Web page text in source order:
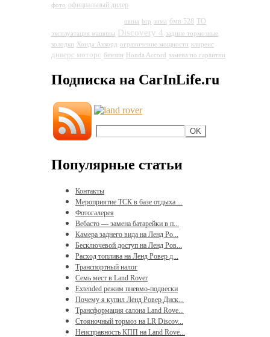
фото официальный дилер
шина brp зима бмв 528 ТО
эксплуатация машины Discovery 4 задние тормозные
колодки Хонда Аккорд ограничение мощности клиренс
диверс моторс бензин Honda Accord замена по гарантии
Подписка на CarInLife.ru
Популярные статьи
Контакты
Мероприятие ТСК в базе отдыха ...
Фотогалерея
Вебасто — замена батарейки в п...
Камера заднего вида на Ленд Ро...
Бесключевой доступ на Ленд Ров...
Расход топлива на Ленд Ровер д...
Транспортный налог
Семь мест в Land Rover
Extended режим пневмо-подвески
Почему я купил Ленд Ровер Диск...
Трансформация салона Land Rove...
Стояночный тормоз на LR Discov...
Неисправность КПП на Land Rove...